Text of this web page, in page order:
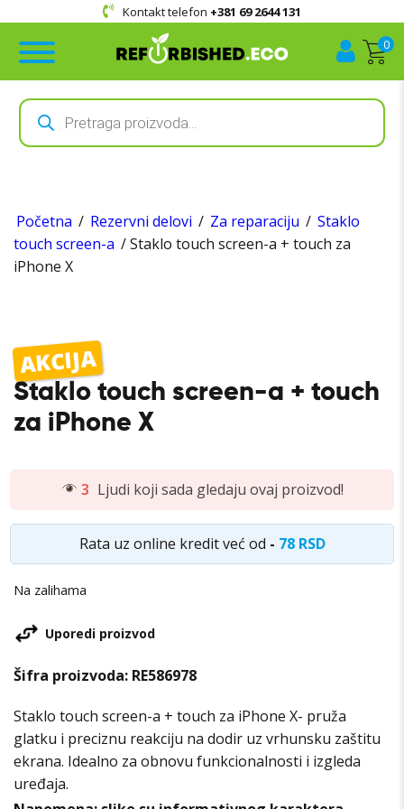
Kontakt telefon +381 69 2644 131
0
Products
search
Početna / Rezervni delovi / Za reparaciju / Staklo
touch screen-a / Staklo touch screen-a + touch za
iPhone X
3 Ljudi koji sada gledaju ovaj proizvod!
Rata uz online kredit već od - 78 RSD
AKCIJA
Staklo touch screen-a + touch
za iPhone X
Na zalihama
Staklo touch screen-a + touch za iPhone X- pruža
glatku i preciznu reakciju na dodir uz vrhunsku zaštitu
ekrana. Idealno za obnovu funkcionalnosti i izgleda
uređaja.
Uporedi proizvod
Šifra proizvoda: RE586978